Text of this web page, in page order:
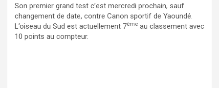
Son premier grand test c’est mercredi prochain, sauf
changement de date, contre Canon sportif de Yaoundé.
L’oiseau du Sud est actuellement 7ème au classement avec
10 points au compteur.